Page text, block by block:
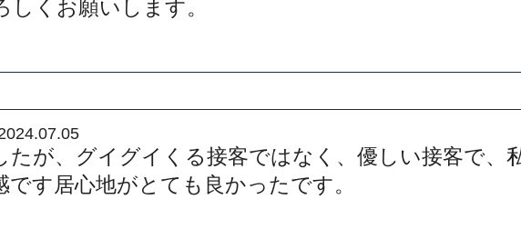
くお願いします。
たが、グイグイくる接客ではなく、優しい接客で、
す居心地がとても良かったです。